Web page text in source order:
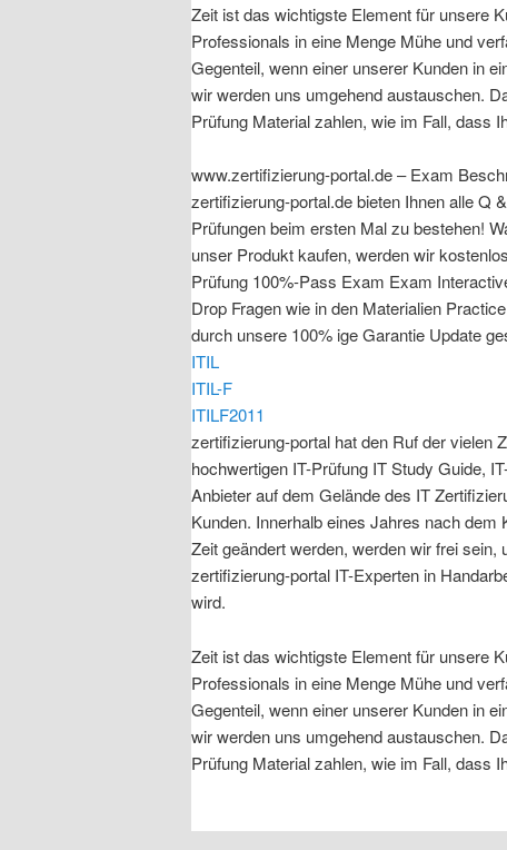
Zeit ist das wichtigste Element für unsere
Professionals in eine Menge Mühe und
Gegenteil, wenn einer unserer Kunden in
wir werden uns umgehend austauschen.
Prüfung Material zahlen, wie im Fall, dass
www.zertifizierung-portal.de – Exam
zertifizierung-portal.de bieten Ihnen alle Q
Prüfungen beim ersten Mal zu bestehen!
unser Produkt kaufen, werden wir
Prüfung 100%-Pass Exam Exam
Drop Fragen wie in den Materialien
durch unsere 100% ige Garantie Update
ITIL
ITIL-F
ITILF2011
zertifizierung-portal hat den Ruf der vielen
hochwertigen IT-Prüfung IT Study Guide,
Anbieter auf dem Gelände des IT
Kunden. Innerhalb eines Jahres nach
Zeit geändert werden, werden wir frei
zertifizierung-portal IT-Experten in
wird.
Zeit ist das wichtigste Element für unsere
Professionals in eine Menge Mühe und
Gegenteil, wenn einer unserer Kunden in
wir werden uns umgehend austauschen.
Prüfung Material zahlen, wie im Fall, dass